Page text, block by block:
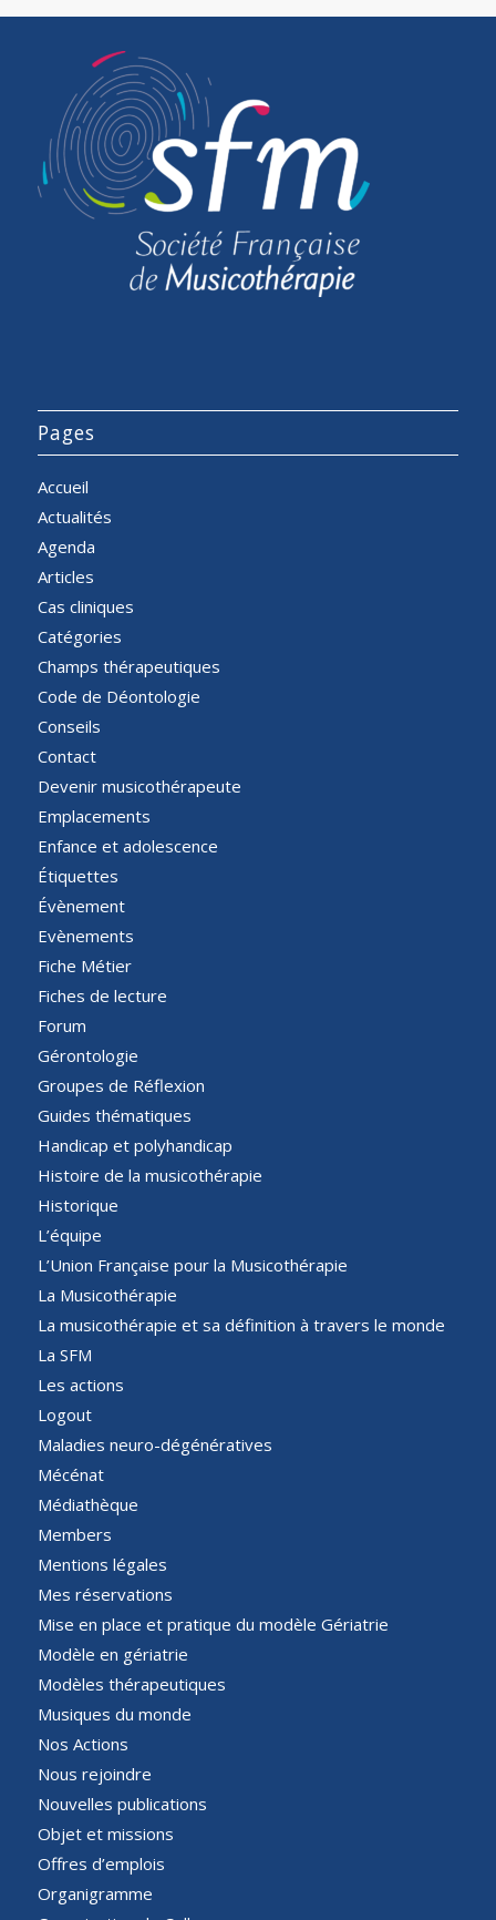
Pages
Accueil
Actualités
Agenda
Articles
Cas cliniques
Catégories
Champs thérapeutiques
Code de Déontologie
Conseils
Contact
Devenir musicothérapeute
Emplacements
Enfance et adolescence
Étiquettes
Évènement
Evènements
Fiche Métier
Fiches de lecture
Forum
Gérontologie
Groupes de Réflexion
Guides thématiques
Handicap et polyhandicap
Histoire de la musicothérapie
Historique
L’équipe
L’Union Française pour la Musicothérapie
La Musicothérapie
La musicothérapie et sa définition à travers le monde
La SFM
Les actions
Logout
Maladies neuro-dégénératives
Mécénat
Médiathèque
Members
Mentions légales
Mes réservations
Mise en place et pratique du modèle Gériatrie
Modèle en gériatrie
Modèles thérapeutiques
Musiques du monde
Nos Actions
Nous rejoindre
Nouvelles publications
Objet et missions
Offres d’emplois
Organigramme